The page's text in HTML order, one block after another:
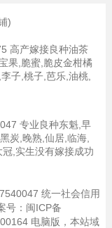
)
高产嫁接良种油茶
果,脆蜜,脆皮金柑橘
子,桃子,芭乐,油桃,
专业良种东魁,早
炭,晚熟,仙居,临海,
,实生没有嫁接成功
统一社会信用
号： 闽ICP备
电脑版 ，本站域